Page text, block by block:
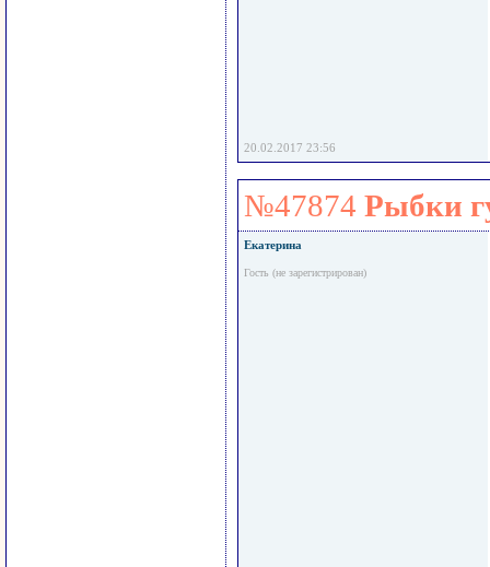
20.02.2017 23:56
№47874 Рыбки
Екатерина
Гость (не зарегистрирован)